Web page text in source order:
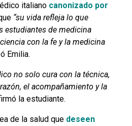
italiano canonizado por
“su vida refleja lo que
estudiantes de medicina
con la fe y la medicina
Emilia.
no solo cura con la técnica,
el acompañamiento y la
la estudiante.
de la salud que deseen